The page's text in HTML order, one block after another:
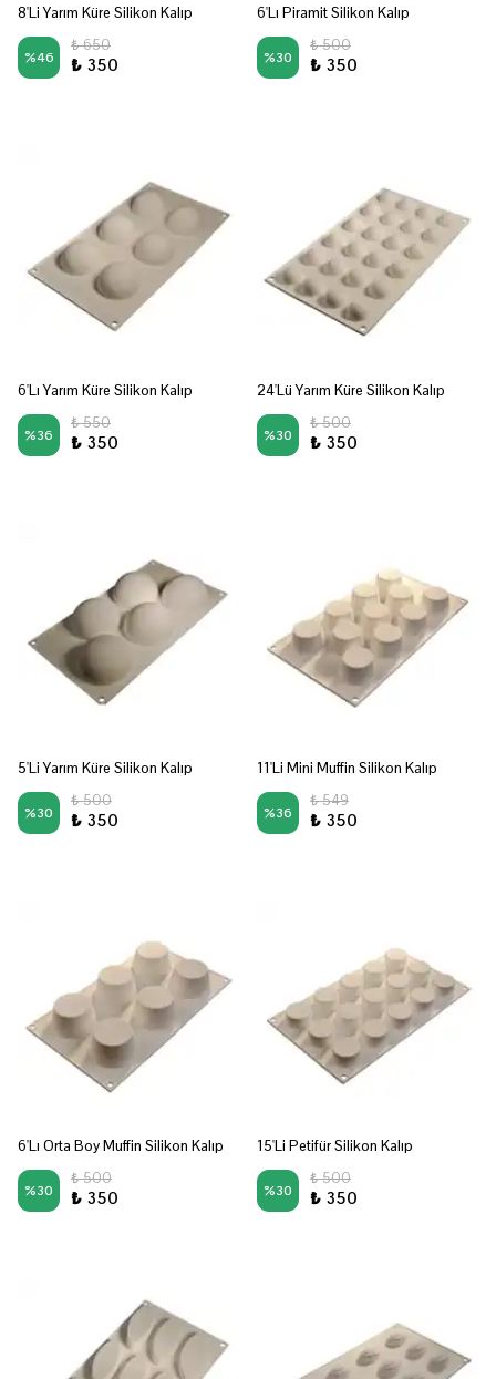
8'Li Yarım Küre Silikon Kalıp
%46
₺ 650
₺ 350
6'Lı Piramit Silikon Kalıp
%30
₺ 500
₺ 350
6'Lı Yarım Küre Silikon Kalıp
%36
₺ 550
₺ 350
24'Lü Yarım Küre Silikon Kalıp
%30
₺ 500
₺ 350
5'Li Yarım Küre Silikon Kalıp
%30
₺ 500
₺ 350
11'Li Mini Muffin Silikon Kalıp
%36
₺ 549
₺ 350
6'Lı Orta Boy Muffin Silikon Kalıp
%30
₺ 500
₺ 350
15'Li Petifür Silikon Kalıp
%30
₺ 500
₺ 350